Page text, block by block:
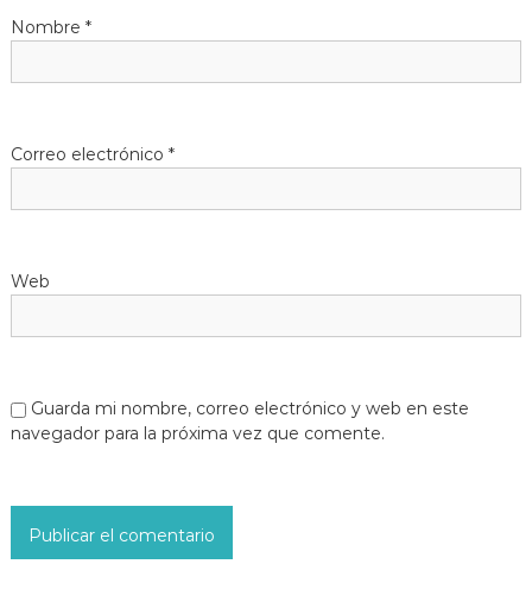
Nombre *
Correo electrónico *
Web
Guarda mi nombre, correo electrónico y web en este
navegador para la próxima vez que comente.